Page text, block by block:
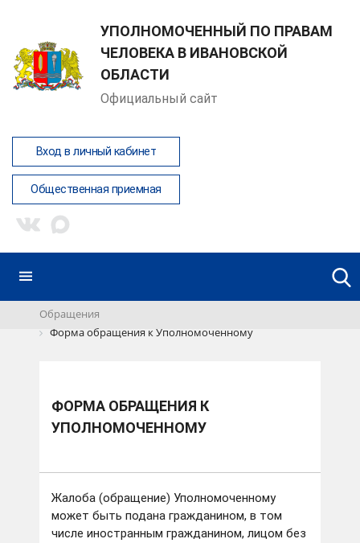
УПОЛНОМОЧЕННЫЙ ПО ПРАВАМ
ЧЕЛОВЕКА В ИВАНОВСКОЙ
ОБЛАСТИ
Официальный сайт
Вход в личный кабинет
Общественная приемная
Обращения
Форма обращения к Уполномоченному
ФОРМА ОБРАЩЕНИЯ К
УПОЛНОМОЧЕННОМУ
Жалоба (обращение) Уполномоченному
может быть подана гражданином, в том
числе иностранным гражданином, лицом без